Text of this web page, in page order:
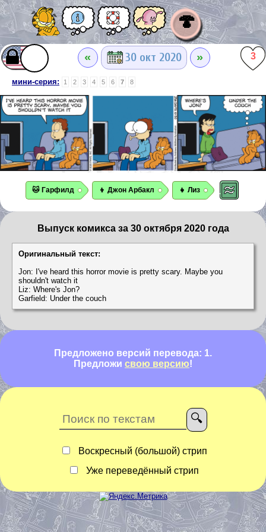
🍄
« 30 окт 2020 » 3
мини-серия: 1 2 3 4 5 6 7 8
🐱 Гарфилд 👦 Джон Арбакл 👧 Лиз
Выпуск комикса за 30 октября 2020 года
Оригинальный текст:
Jon: I've heard this horror movie is pretty scary. Maybe you
shouldn't watch it
Liz: Where's Jon?
Garfield: Under the couch
Предложено версий перевода: 1.
Предложи свою версию!
Воскресный (большой) стрип
Уже переведённый стрип